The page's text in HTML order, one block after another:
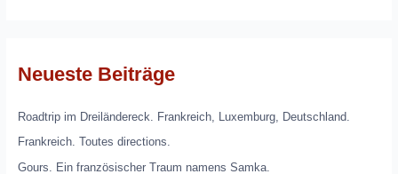
Neueste Beiträge
Roadtrip im Dreiländereck. Frankreich, Luxemburg, Deutschland.
Frankreich. Toutes directions.
Gours. Ein französischer Traum namens Samka.